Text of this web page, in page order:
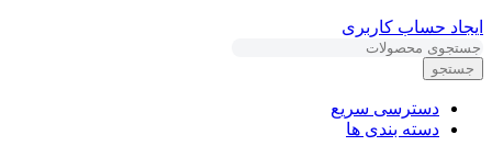
ایجاد حساب کاربری
جستجو
دسترسی سریع
دسته بندی ها